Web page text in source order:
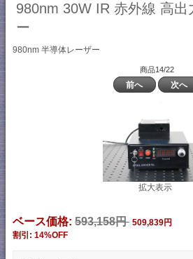
980nm 30W IR 赤外線 高
ー
980nm 半導体レーザー
商品14/22
前へ 次へ
拡大表示
ベース価格: 593,158円 509,839円
割引: 14%OFF